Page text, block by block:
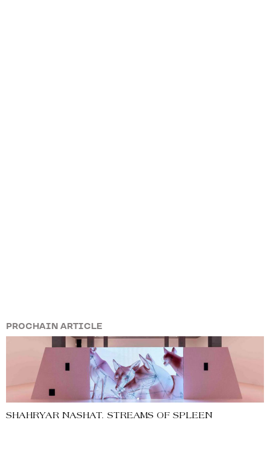
PROCHAIN ARTICLE
SHAHRYAR NASHAT. STREAMS OF SPLEEN